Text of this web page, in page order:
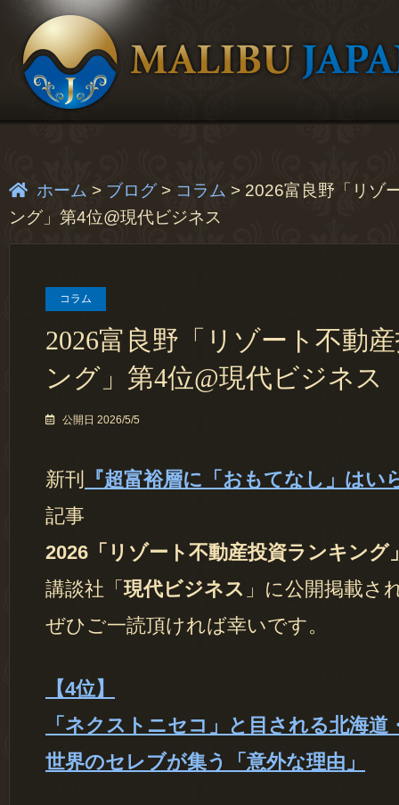
ホーム > ブログ > コラム > 2026富良野「リゾ
ング」第4位@現代ビジネス
コラム
2026富良野「リゾート不動
ング」第4位@現代ビジネス
公開日 2026/5/5
新刊
『超富裕層に「おもてなし」はい
記事
2026「リゾート不動産投資ランキング
講談社「現代ビジネス 」に公開掲載さ
ぜひご一読頂ければ幸いです。
【4位】
「ネクストニセコ」と目される北海道
世界のセレブが集う「意外な理由」